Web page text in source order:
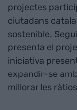
projectes
ciutadans
sostenible.
presenta el
iniciativa
expandir-se
millorar les